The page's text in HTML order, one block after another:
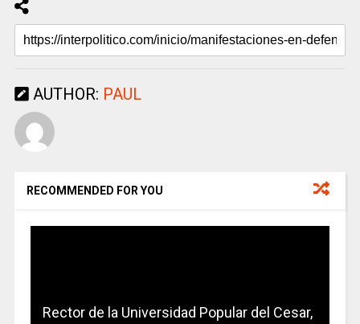
AUTHOR: PAUL
RECOMMENDED FOR YOU
Rector de la Universidad Popular del Cesar,